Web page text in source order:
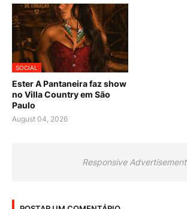
SOCIAL
Ester A Pantaneira faz show
no Villa Country em São
Paulo
August 04, 2026
Responsive Advertisement